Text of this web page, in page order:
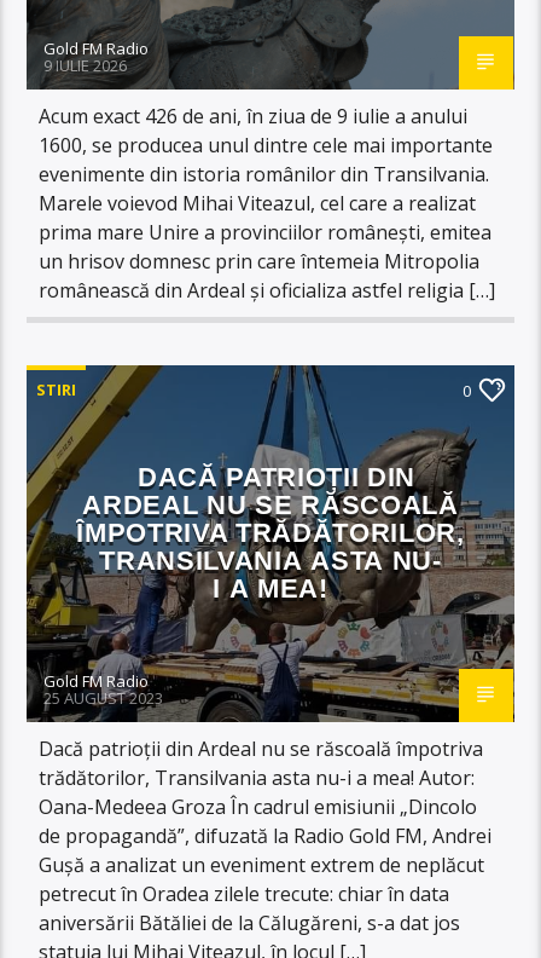
Gold FM Radio
9 IULIE 2026
Acum exact 426 de ani, în ziua de 9 iulie a anului
1600, se producea unul dintre cele mai importante
evenimente din istoria românilor din Transilvania.
Marele voievod Mihai Viteazul, cel care a realizat
prima mare Unire a provinciilor românești, emitea
un hrisov domnesc prin care întemeia Mitropolia
românească din Ardeal și oficializa astfel religia […]
STIRI 0
DACĂ PATRIOȚII DIN
ARDEAL NU SE RĂSCOALĂ
ÎMPOTRIVA TRĂDĂTORILOR,
TRANSILVANIA ASTA NU-
I A MEA!
Gold FM Radio
25 AUGUST 2023
Dacă patrioții din Ardeal nu se răscoală împotriva
trădătorilor, Transilvania asta nu-i a mea! Autor:
Oana-Medeea Groza În cadrul emisiunii „Dincolo
de propagandă”, difuzată la Radio Gold FM, Andrei
Gușă a analizat un eveniment extrem de neplăcut
petrecut în Oradea zilele trecute: chiar în data
aniversării Bătăliei de la Călugăreni, s-a dat jos
statuia lui Mihai Viteazul, în locul […]